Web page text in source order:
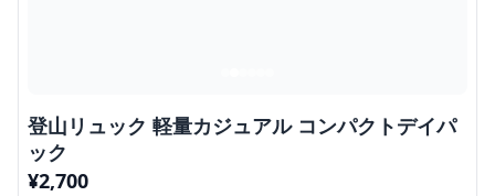
登山リュック 軽量カジュアル コンパクトデイパ
ック
¥2,700